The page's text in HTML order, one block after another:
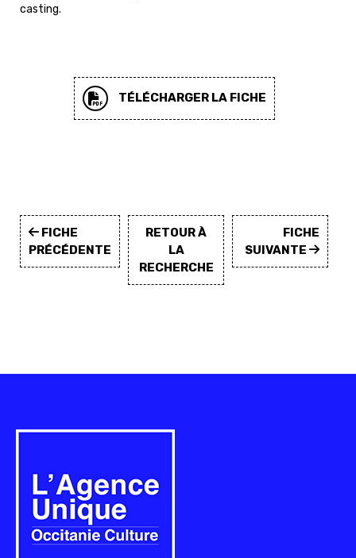
casting.
TÉLÉCHARGER LA FICHE
FICHE
PRÉCÉDENTE
RETOUR À
LA
RECHERCHE
FICHE
SUIVANTE